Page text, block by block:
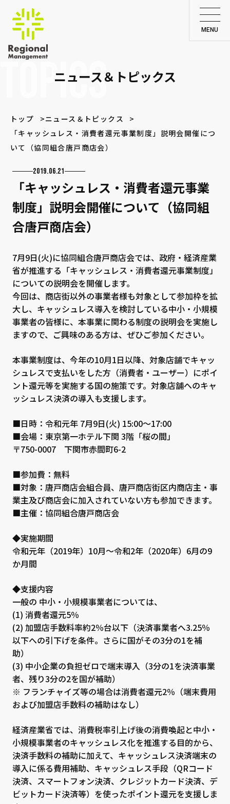
TOPICS
ニュース＆トピックス
トップ
ニュース＆トピックス
「キャッシュレス・消費者還元事業制度」説明会開催につ
いて（協同組合唐戸商店会）
2019.06.21
「キャッシュレス・消費者還元事業
制度」説明会開催について（協同組
合唐戸商店会）
7月9日(火)に協同組合唐戸商店会では、政府・経済産業
省が推進する「キャッシュレス・消費者還元事業制度」
についての説明会を開催します。
今回は、商店街以外の事業者様も対象として参加枠を拡
大し、キャッシュレス導入を検討している中小・小規模
事業者の皆様に、本事業に関わる制度の説明会を実施し
ますので、ご興味のある方は、ぜひご参加ください。
本事業制度は、今年の10月1日以降、対象店舗でキャッ
シュレスで支払いをした方（消費者・ユーザー）にポイ
ント還元等を実施する国の施策です。対象店舗へのキャ
ッシュレス決済の導入も支援します。
■日時：令和元年 7月9日(火) 15:00～17:00
■会場：東京第一ホテル下関 3階「桜の間」
〒750-0007 下関市赤間町6-2
■参加費：無料
■対象：唐戸商店会組合員、唐戸商店街区内商店主・事
業主及び商店会に加入されていない方も参加できます。
■主催：協同組合唐戸商店会
◆実施期間
令和元年（2019年）10月～令和2年（2020年）6月の9
か月間
◆支援内容
一般の 中小・小規模事業者については、
(1) 消費者還元5％
(2) 加盟店手数料率約2％台以下（決済事業者へ3.25％
以下への引下げを条件。さらに国がその3分の1を補
助）
(3) 中小企業の負担ゼロで端末導入（3分の1を決済事業
者、残り3分の2を国が補助）
※ フランチャイズ等の場合は消費者還元2％（端末費用
および加盟店手数料の補助はなし）
経済産業省では、消費税率引上げ後の消費喚起と中小・
小規模事業者のキャッシュレス化を推進する目的から、
決済手数料の補助に加えて、キャッシュレス決済端末の
導入に係る費用補助、キャッシュレス手段（QRコード
決済、スマートフォン決済、クレジットカード決済、デ
ビットカード決済等）を使ったポイント還元を支援しま